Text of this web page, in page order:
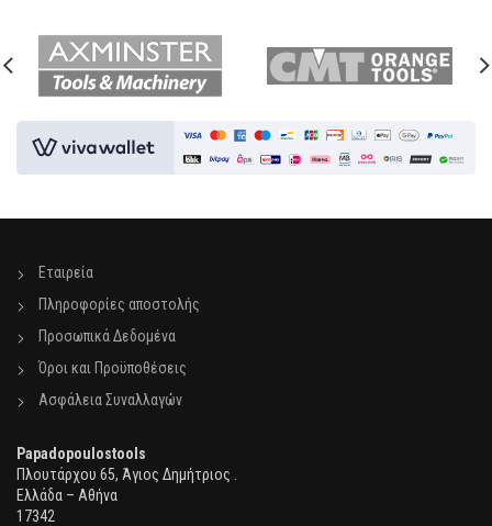
Εταιρεία
Πληροφορίες αποστολής
Προσωπικά Δεδομένα
Όροι και Προϋποθέσεις
Ασφάλεια Συναλλαγών
Papadopoulostools
Πλουτάρχου 65, Άγιος Δημήτριος .
Ελλάδα – Αθήνα
17342